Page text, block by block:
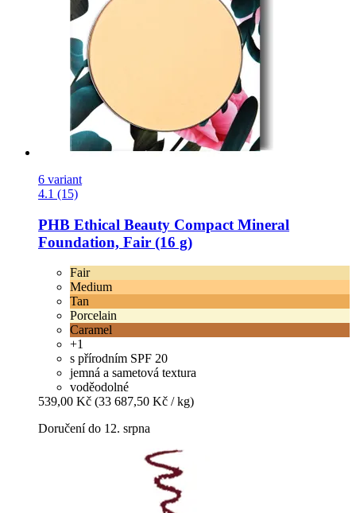
6 variant
4.1 (15)
PHB Ethical Beauty Compact Mineral
Foundation, Fair (16 g)
Fair
Medium
Tan
Porcelain
Caramel
+1
s přírodním SPF 20
jemná a sametová textura
voděodolné
539,00 Kč (33 687,50 Kč / kg)
Doručení do 12. srpna